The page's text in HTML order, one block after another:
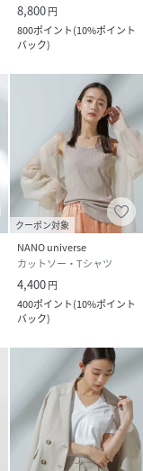
8,800円
800ポイント(10%ポイント
バック)
クーポン対象
NANO universe
カットソー・Tシャツ
4,400円
400ポイント(10%ポイント
バック)